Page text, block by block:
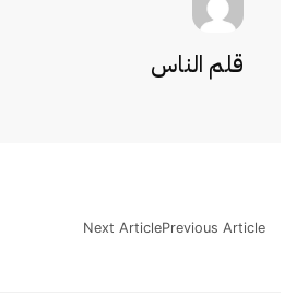
قلم الناس
Previous Article
Next Article